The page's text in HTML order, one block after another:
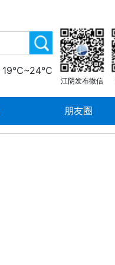
19℃~24℃
江阴发布微信
朋友圈